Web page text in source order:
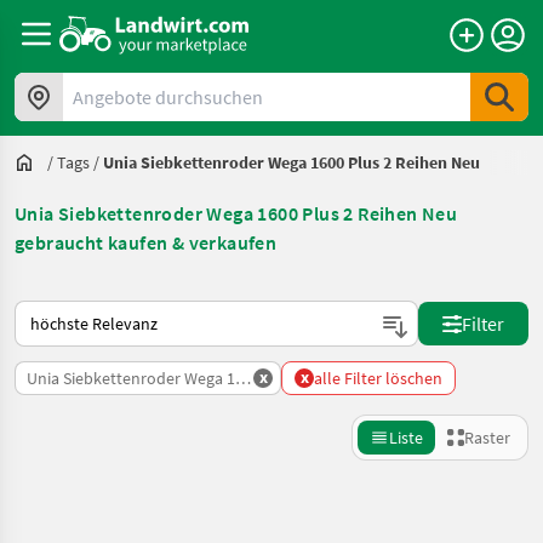
Angebote durchsuchen
/Tags / Unia Siebkettenroder Wega 1600 Plus 2 Reihen Neu
Unia Siebkettenroder Wega 1600 Plus 2 Reihen Neu
gebraucht kaufen & verkaufen
So wird auf Landwirt.com sortiert
Filter
Unia Siebkettenroder Wega 1600 Plus 2 Reihen Neu
x x alle Filter löschen
Liste Raster